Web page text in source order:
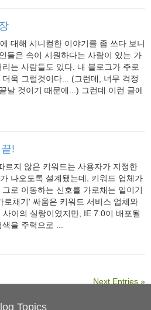
대해 시니컬한 이야기를 좀 쓰다 보니
들은 속이 시원하다는 사람이 있는 가
는 사람들도 있다. 내 블로그가 주로
욱 그럴것이다... (그런데, 너무 걱정
날 것이기 때문에...) 그런데 이런 글에
!
르지 않은 키워드는 사용자가 지정한
나오도록 설계됐는데, 키워드 업체가
로 이동하는 신호를 가로채는 일이기
로채기' 싸움은 키워드 서비스 업체와
이의 실랑이였지만, IE 7.0이 배포될
을 주력으로 ...
Next Entries »
Topics